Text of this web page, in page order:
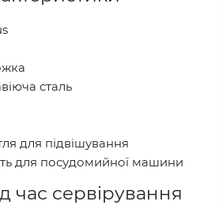
сталь
для підвішування
для посудомийної машини
час сервірування